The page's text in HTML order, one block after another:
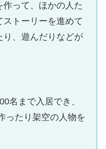
って、ほかの人た
トーリーを進めて
り、遊んだりなどが
名まで入居でき、
ったり架空の人物を